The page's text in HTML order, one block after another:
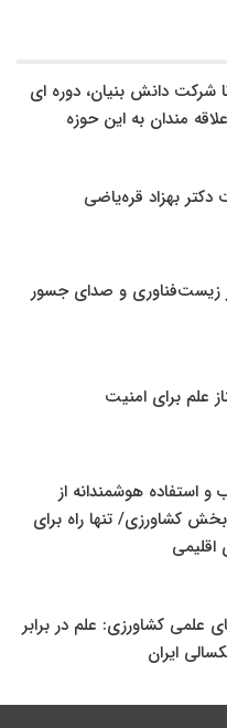
شرکت دانش بنیان، دوره ای
مندان به این حوزه
دکتر بهزاد قره‌یاضی
زیست‌فناوری و صدای جسور
علم برای امنیت
استفاده هوشمندانه از
کشاورزی/ تنها راه برای
اقلیمی
علمی کشاورزی: علم در برابر
ایران